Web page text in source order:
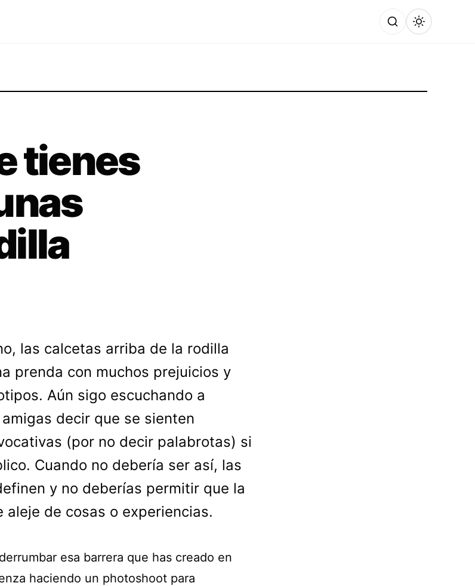
tienes
las calcetas arriba de la rodilla
prenda con muchos prejuicios y
Aún sigo escuchando a
decir que se sienten
(por no decir palabrotas) si
Cuando no debería ser así, las
y no deberías permitir que la
aleje de cosas o experiencias.
esa barrera que has creado en
haciendo un photoshoot para